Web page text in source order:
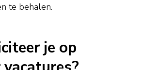
te behalen.
je op